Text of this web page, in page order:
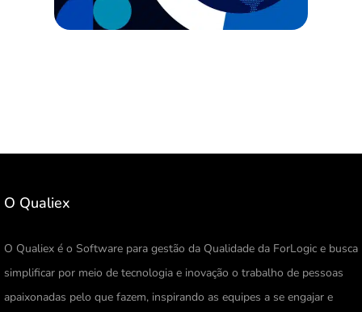
O Qualiex
O Qualiex é o Software para gestão da Qualidade da ForLogic e busca
simplificar por meio de tecnologia e inovação o trabalho de pessoas
apaixonadas pelo que fazem, inspirando as equipes a se engajar e